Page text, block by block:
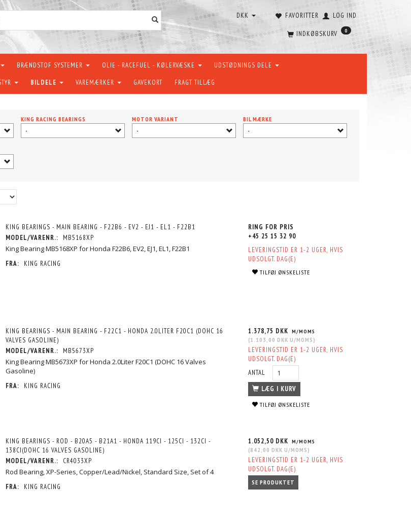
FAVORITTER LOG IND
DKK
INDKØBSKURV 0
BRÆNDSTOF SYSTEMER OLIE - RACEFUEL - KØLERVÆSKE UDSTØDNINGS DELE
BILDELE VAREMÆRKER GAVEKORT FRAGT TILLÆG
KING RACING BEARINGS
-
MOTOR VARIANT
-
BIL MÆRKE
-
KING BEARINGS - MAIN BEARING - F22B6 - EV2 - EJ1 - EL1 - F22B1
MODEL/VARENR.:
MB5168XP
King Bearing MB5168XP for Honda F22B6, EV2, EJ1, EL1, F22B1
FRA: KING RACING
RING FOR PRIS
+45 25 15 32 90
LEVERINGSTID ER 1-2 UGER, HVIS
UDSOLGT. DAG(E)
TILFØJ ØNSKELISTE
KING BEARINGS - MAIN BEARING - F22C1 - HONDA 2.0LITER F20C1 (DOHC 16
VALVES GASOLINE)
MODEL/VARENR.:
MB5673XP
King Bearing MB5673XP for Honda 2.0Liter F20C1 (DOHC 16 Valves
Gasoline)
FRA: KING RACING
1.378,75 DKK M/MOMS
(1.103,00 DKK U/MOMS )
LEVERINGSTID ER 1-2 UGER, HVIS
UDSOLGT. DAG(E)
ANTAL
LÆG I KURV
TILFØJ ØNSKELISTE
KING BEARINGS - ROD - B20A5 - B21A1 - HONDA 119CI - 125CI - 132CI -
138CI(DOHC 16 VALVES GASOLINE)
MODEL/VARENR.:
CR4033XP
Rod Bearing, XP-Series, Copper/Lead/Nickel, Standard Size, Set of 4
FRA: KING RACING
1.052,50 DKK M/MOMS
(842,00 DKK U/MOMS )
LEVERINGSTID ER 1-2 UGER, HVIS
UDSOLGT. DAG(E)
SE PRODUKTET